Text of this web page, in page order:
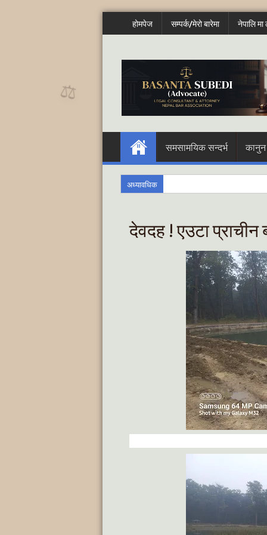
होमपेज सम्पर्क/मेरो बारेमा नेपालि मा
समसामयिक सन्दर्भ
अध्यावधिक
देवदह ! एउटा प्राचीन
⚖️